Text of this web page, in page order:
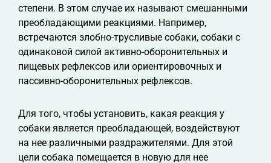
степени. В этом случае их называют смешанными
преобладающими реакциями. Например,
встречаются злобно-трусливые собаки, собаки с
одинаковой силой активно-оборонительных и
пищевых рефлексов или ориентировочных и
пассивно-оборонительных рефлексов.
Для того, чтобы установить, какая реакция у
собаки является преобладающей, воздействуют
на нее различными раздражителями. Для этой
цели собака помещается в новую для нее